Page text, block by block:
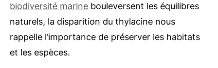
biodiversité marine bouleversent les équilibres
naturels, la disparition du thylacine nous
rappelle l’importance de préserver les habitats
et les espèces.